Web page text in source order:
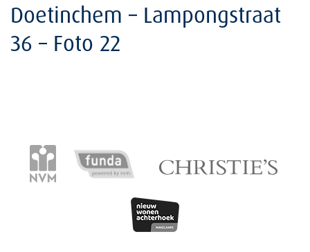
Doetinchem – Lampongstraat
36 – Foto 22